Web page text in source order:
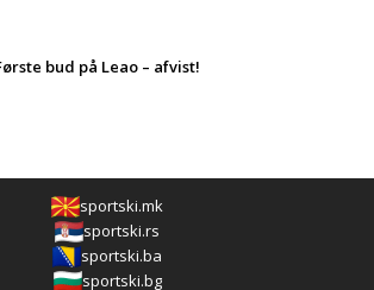
bud på Leao – afvist!
sportski.mk
sportski.rs
sportski.ba
sportski.bg